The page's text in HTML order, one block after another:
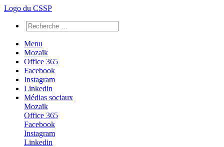
Logo du CSSP
Menu
Mozaïk
Office 365
Facebook
Instagram
Linkedin
Médias sociaux
Mozaïk
Office 365
Facebook
Instagram
Linkedin